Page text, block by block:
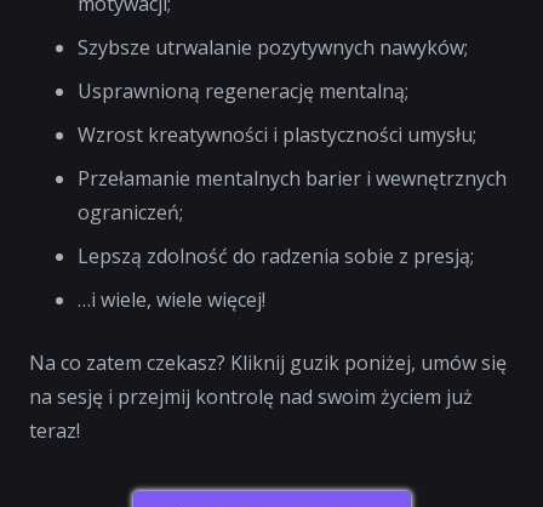
Szybsze utrwalanie pozytywnych nawyków;
Usprawnioną regenerację mentalną;
Wzrost kreatywności i plastyczności umysłu;
Przełamanie mentalnych barier i wewnętrznych
ograniczeń;
Lepszą zdolność do radzenia sobie z presją;
…i wiele, wiele więcej!
Na co zatem czekasz? Kliknij guzik poniżej, umów się
na sesję i przejmij kontrolę nad swoim życiem już
teraz!